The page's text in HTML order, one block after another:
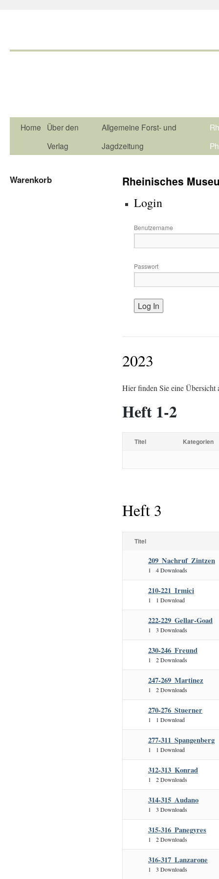
Home
Über den
Verlag
Allgemeine Forst- und
Jagdzeitung
Rheinisches
Login
Benutzername
Passwort
2023
Hier finden Sie eine Übersicht
Heft 1-2
Titel Kategorien
Heft 3
Titel
209_Nachruf_Zintzen
1 4 Downloads
210-221_Irmici
1 1 Download
222-229_Gellar-Goad
1 3 Downloads
230-246_Freund
1 2 Downloads
247-269_Martinez
1 2 Downloads
270-276_Stuerner
1 1 Download
277-311_Spangenberg
1 1 Download
312-313_Konrad
1 2 Downloads
314-315_Audano
1 3 Downloads
315-316_Panegyres
1 2 Downloads
316-317_Lanzarone
1 3 Downloads
Warenkorb